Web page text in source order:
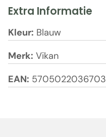
Extra Informatie
Kleur: Blauw
Merk: Vikan
EAN: 5705022036703